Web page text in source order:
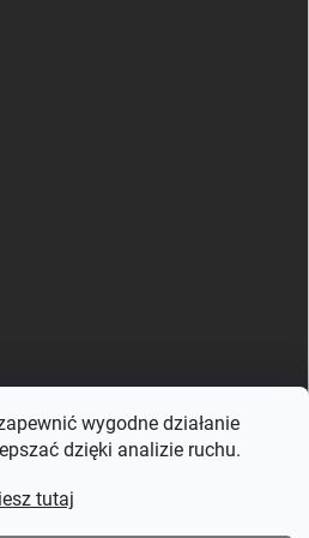
wygodne działanie
dzięki analizie ruchu.
tutaj